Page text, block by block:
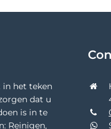
in het teken
dat u
is in te
Reinigen,